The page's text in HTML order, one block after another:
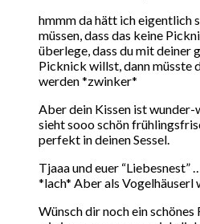
hmmm da hätt ich eigentlich
müssen, dass das keine
überlege, dass du mit deiner
Picknick willst, dann müsste
werden *zwinker*
Aber dein Kissen ist wunder-
sieht sooo schön
perfekt in deinen Sessel.
Tjaaa und euer “Liebesnest”
*lach* Aber als
Wünsch dir noch ein